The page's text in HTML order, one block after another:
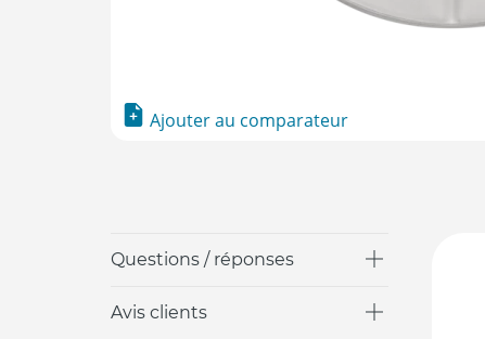
Ajouter au comparateur
Questions / réponses
Avis clients